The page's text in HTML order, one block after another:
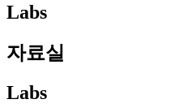
Labs
자료실
Labs